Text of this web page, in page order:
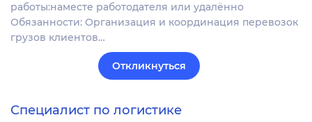
работы:наместе работодателя или удалённо
Обязанности: Организация и координация перевозок
грузов клиентов…
Откликнуться
Специалист по логистике